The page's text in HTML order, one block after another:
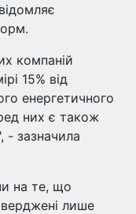
компаній
15% від
енергетичного
них є також
- зазначила
на те, що
лише